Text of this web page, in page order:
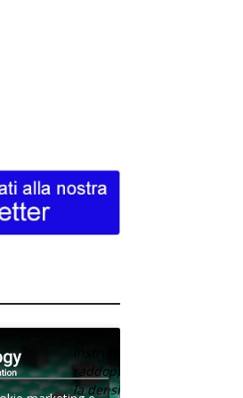
Texas
raddoppia
la densità